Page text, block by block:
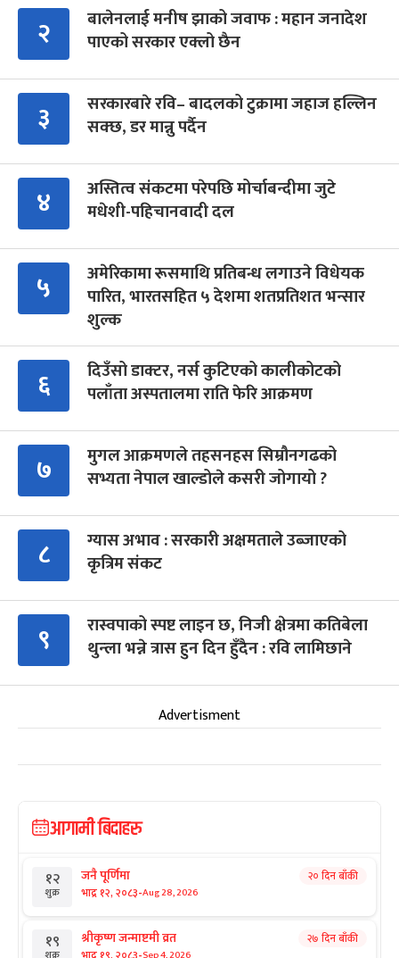
२
बालेनलाई मनीष झाको जवाफ : महान जनादेश
पाएको सरकार एक्लो छैन
३
सरकारबारे रवि– बादलको टुक्रामा जहाज हल्लिन
सक्छ, डर मान्नु पर्दैन
४
अस्तित्व संकटमा परेपछि मोर्चाबन्दीमा जुटे
मधेशी-पहिचानवादी दल
५
अमेरिकामा रूसमाथि प्रतिबन्ध लगाउने विधेयक
पारित, भारतसहित ५ देशमा शतप्रतिशत भन्सार
शुल्क
६
दिउँसो डाक्टर, नर्स कुटिएको कालीकोटको
पलाँता अस्पतालमा राति फेरि आक्रमण
७
मुगल आक्रमणले तहसनहस सिम्रौनगढको
सभ्यता नेपाल खाल्डोले कसरी जोगायो ?
८
ग्यास अभाव : सरकारी अक्षमताले उब्जाएको
कृत्रिम संकट
९
रास्वपाको स्पष्ट लाइन छ, निजी क्षेत्रमा कतिबेला
थुन्ला भन्ने त्रास हुन दिन हुँदैन : रवि लामिछाने
Advertisment
आगामी बिदाहरु
१२
शुक्र
जनै पूर्णिमा
भाद्र १२, २०८३-Aug 28, 2026
२० दिन बाँकी
१९ श्रीकृष्ण जन्माष्टमी व्रत २७ दिन बाँकी